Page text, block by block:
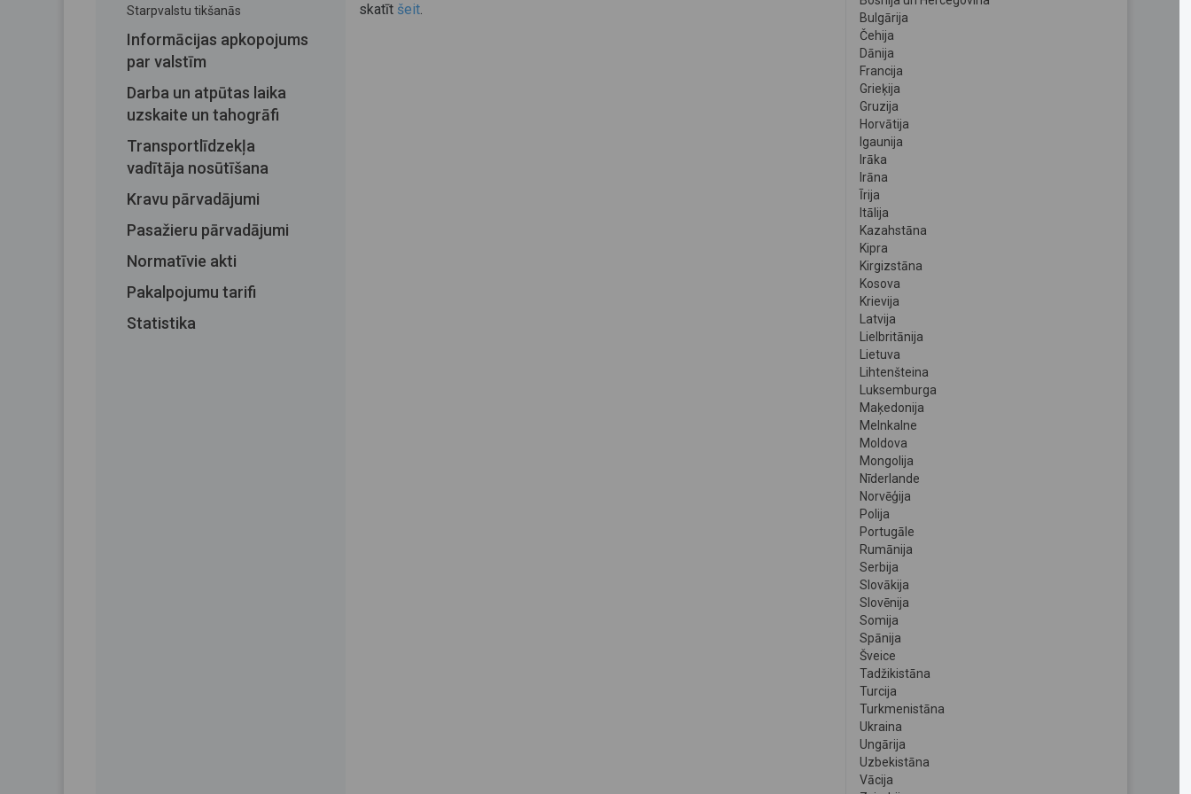
Starpvalstu tikšanās
Informācijas apkopojums
par valstīm
Darba un atpūtas laika
uzskaite un tahogrāfi
Transportlīdzekļa
vadītāja nosūtīšana
Kravu pārvadājumi
Pasažieru pārvadājumi
Normatīvie akti
Pakalpojumu tarifi
Statistika
skatīt šeit.
Bulgārija
Čehija
Dānija
Francija
Grieķija
Gruzija
Horvātija
Igaunija
Irāka
Irāna
Īrija
Itālija
Kazahstāna
Kipra
Kirgizstāna
Kosova
Krievija
Latvija
Lielbritānija
Lietuva
Lihtenšteina
Luksemburga
Maķedonija
Melnkalne
Moldova
Mongolija
Nīderlande
Norvēģija
Polija
Portugāle
Rumānija
Serbija
Slovākija
Slovēnija
Somija
Spānija
Šveice
Tadžikistāna
Turcija
Turkmenistāna
Ukraina
Ungārija
Uzbekistāna
Vācija